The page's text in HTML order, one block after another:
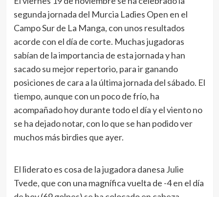
segunda jornada del Murcia Ladies Open en el
Campo Sur de La Manga, con unos resultados
acorde con el día de corte. Muchas jugadoras
sabían de la importancia de esta jornada y han
sacado su mejor repertorio, para ir ganando
posiciones de cara a la última jornada del sábado. El
tiempo, aunque con un poco de frío, ha
acompañado hoy durante todo el día y el viento no
se ha dejado notar, con lo que se han podido ver
muchos más birdies que ayer.
El liderato es cosa de la jugadora danesa Julie
Tvede, que con una magnífica vuelta de -4 en el día